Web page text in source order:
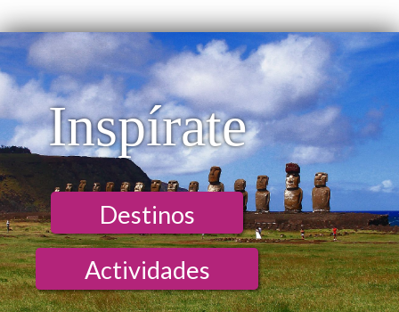
Inspírate
Destinos
Actividades